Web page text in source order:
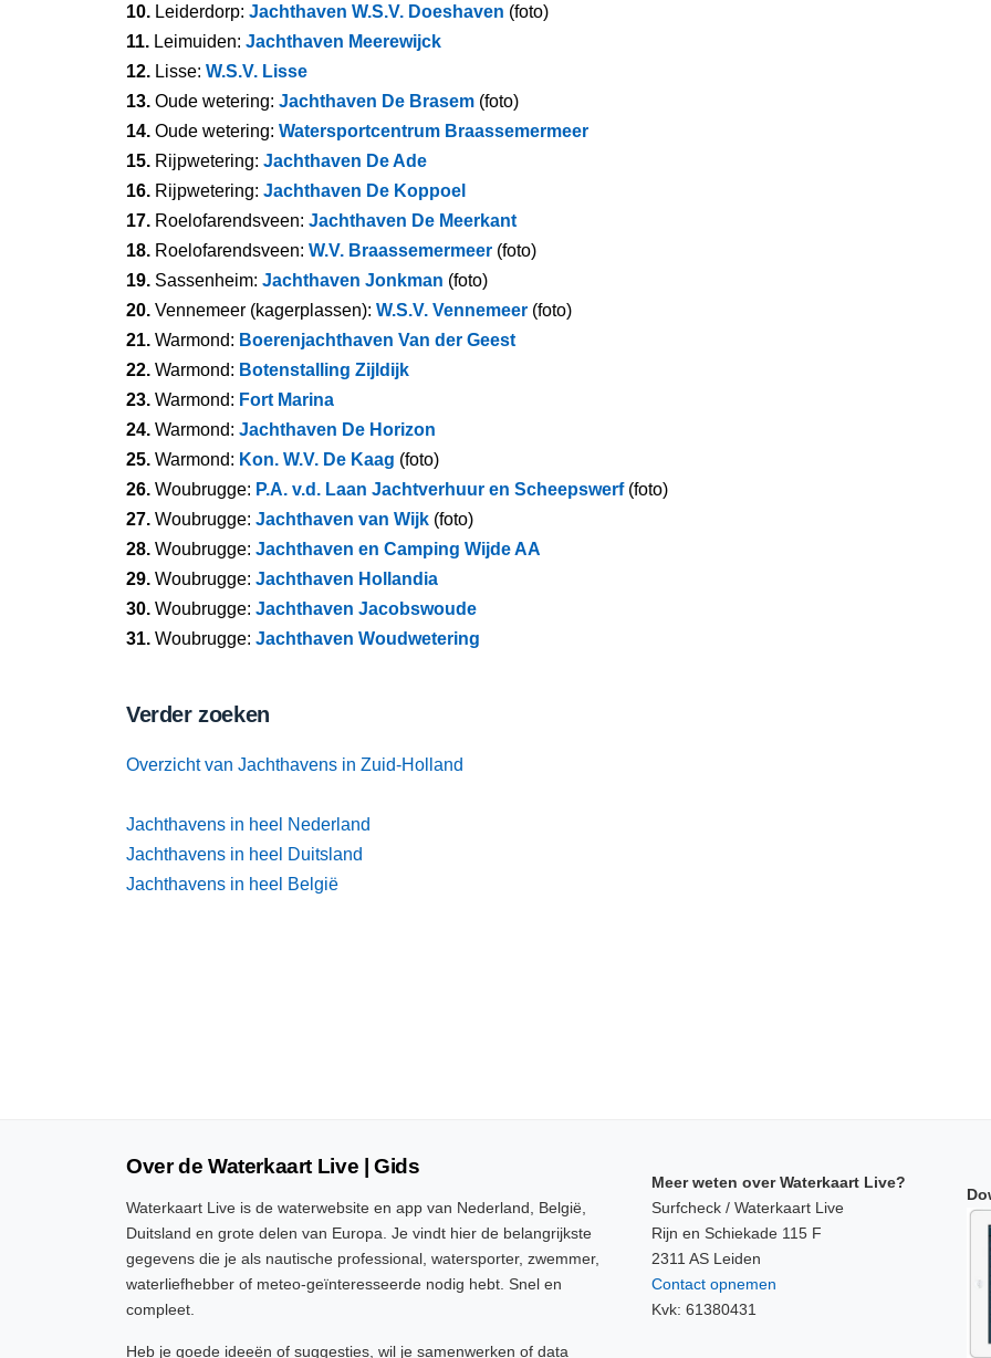
10. Leiderdorp: Jachthaven W.S.V. Doeshaven (foto)
11. Leimuiden: Jachthaven Meerewijck
12. Lisse: W.S.V. Lisse
13. Oude wetering: Jachthaven De Brasem (foto)
14. Oude wetering: Watersportcentrum Braassemermeer
15. Rijpwetering: Jachthaven De Ade
16. Rijpwetering: Jachthaven De Koppoel
17. Roelofarendsveen: Jachthaven De Meerkant
18. Roelofarendsveen: W.V. Braassemermeer (foto)
19. Sassenheim: Jachthaven Jonkman (foto)
20. Vennemeer (kagerplassen): W.S.V. Vennemeer (foto)
21. Warmond: Boerenjachthaven Van der Geest
22. Warmond: Botenstalling Zijldijk
23. Warmond: Fort Marina
24. Warmond: Jachthaven De Horizon
25. Warmond: Kon. W.V. De Kaag (foto)
26. Woubrugge: P.A. v.d. Laan Jachtverhuur en Scheepswerf(foto)
27. Woubrugge: Jachthaven van Wijk (foto)
28. Woubrugge: Jachthaven en Camping Wijde AA
29. Woubrugge: Jachthaven Hollandia
30. Woubrugge: Jachthaven Jacobswoude
31. Woubrugge: Jachthaven Woudwetering
Verder zoeken
Overzicht van Jachthavens in Zuid-Holland
Jachthavens in heel Nederland
Jachthavens in heel Duitsland
Jachthavens in heel België
Over de Waterkaart Live | Gids
Waterkaart Live is de waterwebsite en app van Nederland, België,
Duitsland en grote delen van Europa. Je vindt hier de belangrijkste
gegevens die je als nautische professional, watersporter, zwemmer,
waterliefhebber of meteo-geïnteresseerde nodig hebt. Snel en
compleet.
Heb je goede ideeën of suggesties, wil je samenwerken of data
Meer weten over Waterkaart Live?
Surfcheck / Waterkaart Live
Rijn en Schiekade 115 F
2311 AS Leiden
Contact opnemen
Kvk: 61380431